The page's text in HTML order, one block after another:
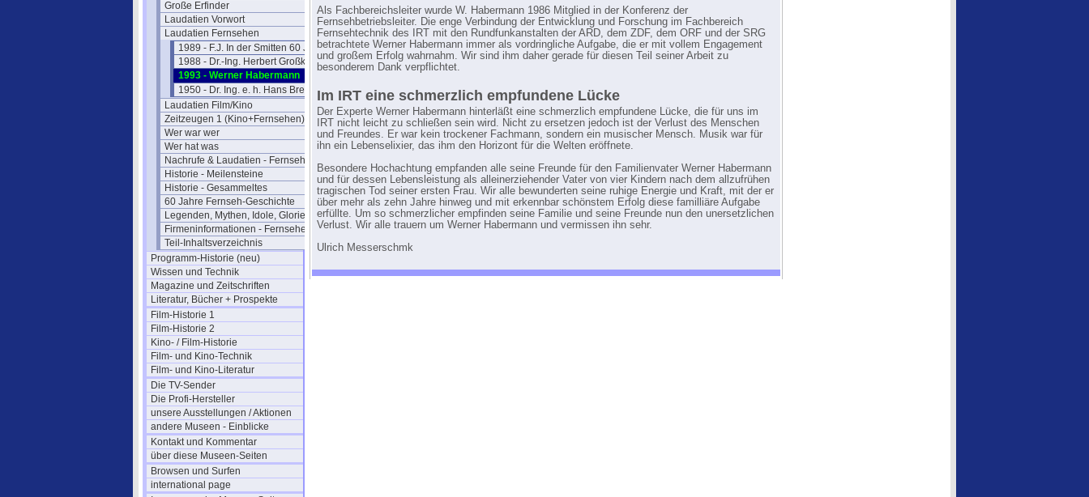
Große Erfinder
Laudatien Vorwort
Laudatien Fernsehen
1989 - F.J. In der Smitten 60 Jahre
1988 - Dr.-Ing. Herbert Großkopf
1993 - Werner Habermann
1950 - Dr. Ing. e. h. Hans Bredow
Laudatien Film/Kino
Zeitzeugen 1 (Kino+Fernsehen)
Wer war wer
Wer hat was
Nachrufe & Laudatien - Fernsehen
Historie - Meilensteine
Historie - Gesammeltes
60 Jahre Fernseh-Geschichte
Legenden, Mythen, Idole, Glorie
Firmeninformationen - Fernsehen
Teil-Inhaltsverzeichnis
Programm-Historie (neu)
Wissen und Technik
Magazine und Zeitschriften
Literatur, Bücher + Prospekte
Film-Historie 1
Film-Historie 2
Kino- / Film-Historie
Film- und Kino-Technik
Film- und Kino-Literatur
Die TV-Sender
Die Profi-Hersteller
unsere Ausstellungen / Aktionen
andere Museen - Einblicke
Kontakt und Kommentar
über diese Museen-Seiten
Browsen und Surfen
international page
Als Fachbereichsleiter wurde W. Habermann 1986 Mitglied in der Konferenz der
Fernsehbetriebsleiter. Die enge Verbindung der Entwicklung und Forschung im Fachbereich
Fernsehtechnik des IRT mit den Rundfunkanstalten der ARD, dem ZDF, dem ORF und der SRG
betrachtete Werner Habermann immer als vordringliche Aufgabe, die er mit vollem Engagement
und großem Erfolg wahrnahm. Wir sind ihm daher gerade für diesen Teil seiner Arbeit zu
besonderem Dank verpflichtet.
Im IRT eine schmerzlich empfundene Lücke
Der Experte Werner Habermann hinterläßt eine schmerzlich empfundene Lücke, die für uns im
IRT nicht leicht zu schließen sein wird. Nicht zu ersetzen jedoch ist der Verlust des Menschen
und Freundes. Er war kein trockener Fachmann, sondern ein musischer Mensch. Musik war für
ihn ein Lebenselixier, das ihm den Horizont für die Welten eröffnete.
Besondere Hochachtung empfanden alle seine Freunde für den Familienvater Werner Habermann
und für dessen Lebensleistung als alleinerziehender Vater von vier Kindern nach dem allzufrühen
tragischen Tod seiner ersten Frau. Wir alle bewunderten seine ruhige Energie und Kraft, mit der er
über mehr als zehn Jahre hinweg und mit erkennbar schönstem Erfolg diese familliäre Aufgabe
erfüllte. Um so schmerzlicher empfinden seine Familie und seine Freunde nun den unersetzlichen
Verlust. Wir alle trauern um Werner Habermann und vermissen ihn sehr.
Ulrich Messerschmk